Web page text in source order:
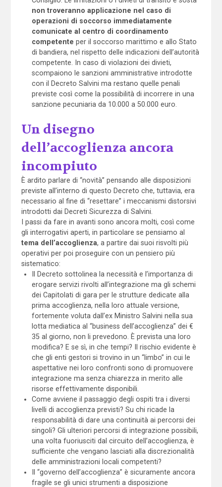
non troveranno applicazione nel caso di
operazioni di soccorso immediatamente
comunicate al centro di coordinamento
competente per il soccorso marittimo e allo Stato
di bandiera, nel rispetto delle indicazioni dell’autorità
competente. In caso di violazioni dei divieti,
scompaiono le sanzioni amministrative introdotte
con il Decreto Salvini ma restano quelle penali
previste così come la possibilità di incorrere in una
sanzione pecuniaria da 10.000 a 50.000 euro.
Un disegno
dell’accoglienza ancora
incompiuto
È ardito parlare di “novità” pensando alle disposizioni
previste all’interno di questo Decreto che, tuttavia, era
necessario al fine di “resettare” i meccanismi distorsivi
introdotti dai Decreti Sicurezza di Salvini.
I passi da fare in avanti sono ancora molti, così come
gli interrogativi aperti, in particolare se pensiamo al
tema dell’accoglienza, a partire dai suoi risvolti più
operativi per poi proseguire con un pensiero più
sistematico:
Il Decreto sottolinea la necessità e l’importanza di
erogare servizi rivolti all’integrazione ma gli schemi
dei Capitolati di gara per le strutture dedicate alla
prima accoglienza, nella loro attuale versione,
fortemente voluta dall’ex Ministro Salvini nella sua
lotta mediatica al “business dell’accoglienza” dei €
35 al giorno, non li prevedono. È prevista una loro
modifica? E se sì, in che tempi? Il rischio evidente è
che gli enti gestori si trovino in un “limbo” in cui le
aspettative nei loro confronti sono di promuovere
integrazione ma senza chiarezza in merito alle
risorse effettivamente disponibili.
Come avviene il passaggio degli ospiti tra i diversi
livelli di accoglienza previsti? Su chi ricade la
responsabilità di dare una continuità ai percorsi dei
singoli? Gli ulteriori percorsi di integrazione possibili,
una volta fuoriusciti dal circuito dell’accoglienza, è
sufficiente che vengano lasciati alla discrezionalità
delle amministrazioni locali competenti?
Il “governo dell’accoglienza” è sicuramente ancora
fragile se gli unici strumenti a disposizione